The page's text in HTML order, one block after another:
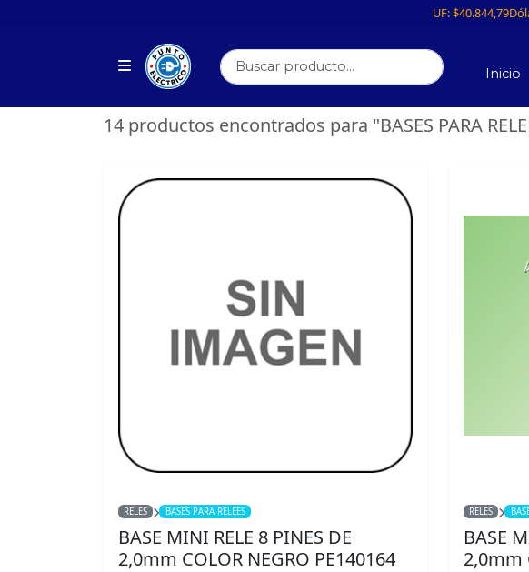
UF:$40.844,79
Inicio
14 productos encontrados para "BASES PARA
RELES BASES PARA RELEES
BASE MINI RELE 8 PINES DE
2,0mm COLOR NEGRO PE140164
RELES
BASE
2,0mm